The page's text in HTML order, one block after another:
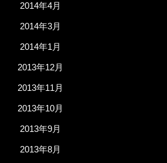
2014年4月
2014年3月
2014年1月
2013年12月
2013年11月
2013年10月
2013年9月
2013年8月